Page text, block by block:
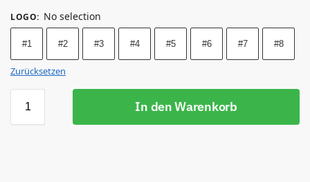
LOGO: No selection
#1 #2 #3 #4 #5 #6 #7 #8
Zurücksetzen
In den Warenkorb